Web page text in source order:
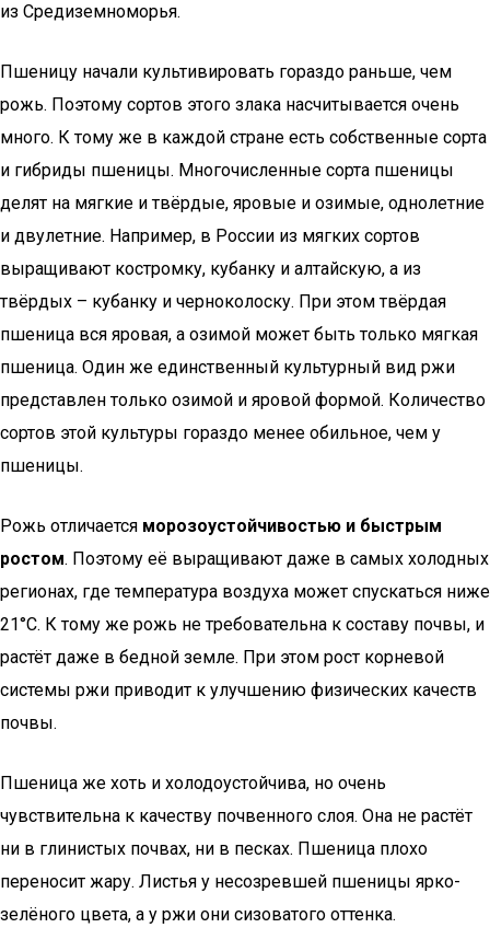
из Средиземноморья.
Пшеницу начали культивировать гораздо раньше, чем
рожь. Поэтому сортов этого злака насчитывается очень
много. К тому же в каждой стране есть собственные сорта
и гибриды пшеницы. Многочисленные сорта пшеницы
делят на мягкие и твёрдые, яровые и озимые, однолетние
и двулетние. Например, в России из мягких сортов
выращивают костромку, кубанку и алтайскую, а из
твёрдых – кубанку и черноколоску. При этом твёрдая
пшеница вся яровая, а озимой может быть только мягкая
пшеница. Один же единственный культурный вид ржи
представлен только озимой и яровой формой. Количество
сортов этой культуры гораздо менее обильное, чем у
пшеницы.
Рожь отличается морозоустойчивостью и быстрым
ростом. Поэтому её выращивают даже в самых холодных
регионах, где температура воздуха может спускаться ниже
21°C. К тому же рожь не требовательна к составу почвы, и
растёт даже в бедной земле. При этом рост корневой
системы ржи приводит к улучшению физических качеств
почвы.
Пшеница же хоть и холодоустойчива, но очень
чувствительна к качеству почвенного слоя. Она не растёт
ни в глинистых почвах, ни в песках. Пшеница плохо
переносит жару. Листья у несозревшей пшеницы ярко-
зелёного цвета, а у ржи они сизоватого оттенка.